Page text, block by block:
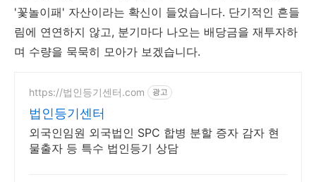
'꽃놀이패' 자산이라는 확신이 들었습니다. 단기적인 흔들
림에 연연하지 않고, 분기마다 나오는 배당금을 재투자하
며 수량을 묵묵히 모아가 보겠습니다.
https://법인등기센터.com 광고
법인등기센터
외국인임원 외국법인 SPC 합병 분할 증자 감자 현
물출자 등 특수 법인등기 상담